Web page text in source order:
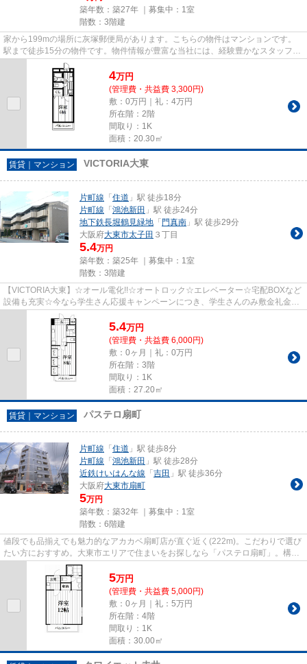
築年数：築27年 ｜募集中： 1室
階数：3階建
家から199mの場所に灰塚郵便局があります。こちらの物件はマンションです。
駅まで徒歩15分の物件です。物件情報が豊富な当社には、経験豊かなスタッフが
多数在籍しております。大東市...
4万円
(管理費・共益費 3,300円)
敷：0万円｜礼：4万円
所在階：2階
間取り：1K
面積：20.30㎡
賃貸｜マンション VICTORIA大東
片町線 「 住道 」駅 徒歩18分
片町線 「 鴻池新田 」駅 徒歩24分
地下鉄長堀鶴見緑地 「 門真南 」駅 徒歩29分
大阪府大東市太子田 ３丁目
5.4万円
築年数：築25年 ｜募集中： 1室
階数：3階建
【VICTORIA大東】☆オール電化!!☆オートロック☆エレベーター☆宅配BOXなど
設備も充実☆今なら学生さん応援キャンペーンにつき、学生さんのみ敷金礼金0
円！お早めにお問い合わせくださいね☆
5.4万円
(管理費・共益費 6,000円)
敷：0ヶ月｜礼：0万円
所在階：3階
間取り：1K
面積：27.20㎡
賃貸｜マンション パステロ扇町
片町線 「 住道 」駅 徒歩8分
片町線 「 鴻池新田 」駅 徒歩28分
近鉄けいはんな線 「 吉田 」駅 徒歩36分
大阪府大東市扇町
5万円
築年数：築32年 ｜募集中： 1室
階数：6階建
値段でも品揃えでも魅力的なアカカベ扇町店が直ぐ近く(222m)。こだわりで選び
たい方におすすめ。大東市エリアで住まいをお探しなら「パステロ扇町」。構造
上、広々とした住空間が確保...
5万円
(管理費・共益費 5,000円)
敷：0ヶ月｜礼：5万円
所在階：4階
間取り：1K
面積：30.00㎡